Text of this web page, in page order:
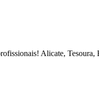
Alicate, Tesoura,